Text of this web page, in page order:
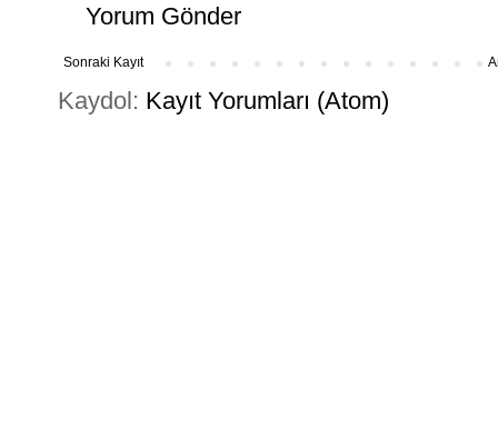
Yorum Gönder
Sonraki Kayıt
Kaydol: Kayıt Yorumları (Atom)